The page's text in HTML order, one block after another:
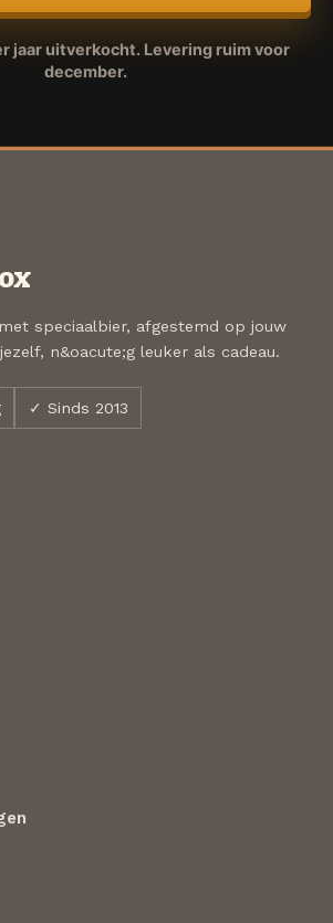
jaar uitverkocht. Levering ruim voor
december.
speciaalbier, afgestemd op jouw
n&oacute;g leuker als cadeau.
✓ Sinds 2013